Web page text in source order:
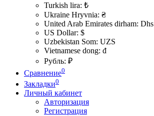
Turkish lira: ₺
Ukraine Hryvnia: ₴
United Arab Emirates dirham: Dhs
US Dollar: $
Uzbekistan Som: UZS
Vietnamese dong: đ
Рубль: ₽
Сравнение0
Закладки0
Личный кабинет
Авторизация
Регистрация